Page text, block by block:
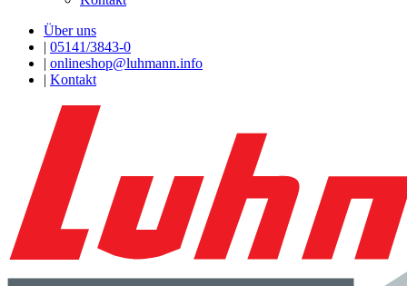
Über uns
| 05141/3843-0
| onlineshop@luhmann.info
| Kontakt